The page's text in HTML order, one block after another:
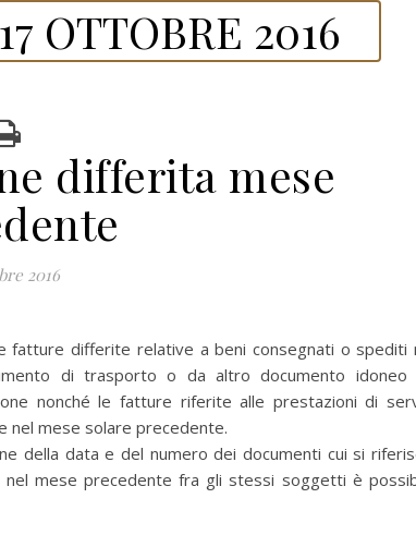
OTTOBRE 2016
differita mese
2016
fatture differite relative a beni consegnati o spediti
di trasporto o da altro documento idoneo
nonché le fatture riferite alle prestazioni di
nel mese solare precedente.
della data e del numero dei documenti cui si
mese precedente fra gli stessi soggetti è